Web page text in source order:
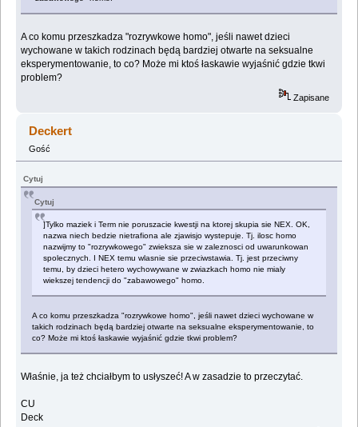
A co komu przeszkadza "rozrywkowe homo", jeśli nawet dzieci
wychowane w takich rodzinach będą bardziej otwarte na seksualne
eksperymentowanie, to co? Może mi ktoś łaskawie wyjaśnić gdzie tkwi
problem?
Zapisane
Deckert
Gość
Cytuj
Cytuj
]Tylko maziek i Term nie poruszacie kwestji na ktorej skupia sie NEX. OK,
nazwa niech bedzie nietrafiona ale zjawisjo wystepuje. Tj. ilosc homo
nazwijmy to "rozrywkowego" zwieksza sie w zaleznosci od uwarunkowan
spolecznych. I NEX temu wlasnie sie przeciwstawia. Tj. jest przeciwny
temu, by dzieci hetero wychowywane w zwiazkach homo nie mialy
wiekszej tendencji do "zabawowego" homo.
A co komu przeszkadza "rozrywkowe homo", jeśli nawet dzieci wychowane w
takich rodzinach będą bardziej otwarte na seksualne eksperymentowanie, to
co? Może mi ktoś łaskawie wyjaśnić gdzie tkwi problem?
Właśnie, ja też chciałbym to usłyszeć! A w zasadzie to przeczytać.
CU
Deck